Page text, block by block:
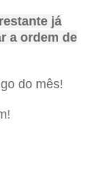
já
a ordem de
do mês!